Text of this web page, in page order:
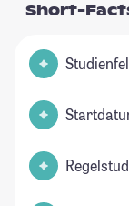
Short-